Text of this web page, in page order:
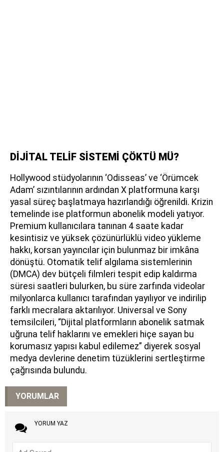
DİJİTAL TELİF SİSTEMİ ÇÖKTÜ MÜ?
Hollywood stüdyolarının ‘Odisseas’ ve ‘Örümcek
Adam’ sızıntılarının ardından X platformuna karşı
yasal süreç başlatmaya hazırlandığı öğrenildi. Krizin
temelinde ise platformun abonelik modeli yatıyor.
Premium kullanıcılara tanınan 4 saate kadar
kesintisiz ve yüksek çözünürlüklü video yükleme
hakkı, korsan yayıncılar için bulunmaz bir imkâna
dönüştü. Otomatik telif algılama sistemlerinin
(DMCA) dev bütçeli filmleri tespit edip kaldırma
süresi saatleri bulurken, bu süre zarfında videolar
milyonlarca kullanıcı tarafından yayılıyor ve indirilip
farklı mecralara aktarılıyor. Universal ve Sony
temsilcileri, “Dijital platformların abonelik satmak
uğruna telif haklarını ve emekleri hiçe sayan bu
korumasız yapısı kabul edilemez” diyerek sosyal
medya devlerine denetim tüzüklerini sertleştirme
çağrısında bulundu.
YORUMLAR
YORUM YAZ